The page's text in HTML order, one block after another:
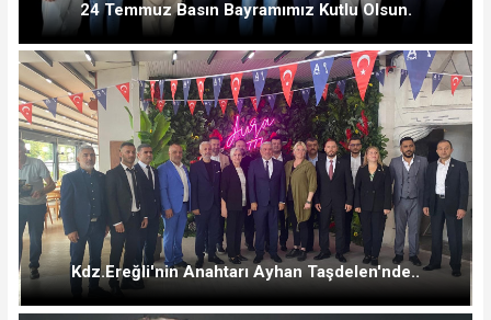
24 Temmuz Basın Bayramımız Kutlu Olsun.
Kdz.Ereğli'nin Anahtarı Ayhan Taşdelen'nde..